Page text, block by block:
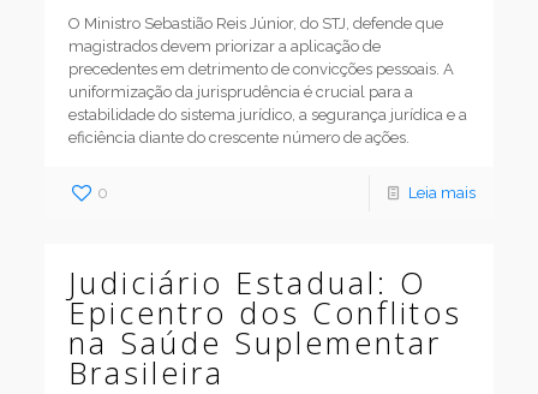
O Ministro Sebastião Reis Júnior, do STJ, defende que
magistrados devem priorizar a aplicação de
precedentes em detrimento de convicções pessoais. A
uniformização da jurisprudência é crucial para a
estabilidade do sistema jurídico, a segurança jurídica e a
eficiência diante do crescente número de ações.
0 Leia mais
Judiciário Estadual: O
Epicentro dos Conflitos
na Saúde Suplementar
Brasileira